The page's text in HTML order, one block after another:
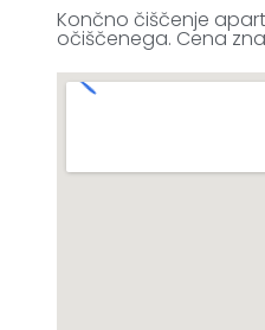
Končno čiščenje
očiščenega. Cena